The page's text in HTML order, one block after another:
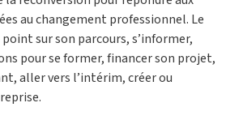
au changement professionnel. Le
sur son parcours, s’informer,
pour se former, financer son projet,
aller vers l’intérim, créer ou